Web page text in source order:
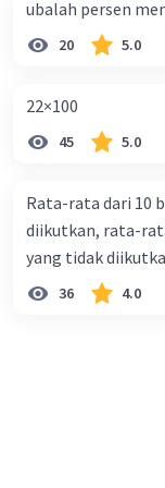
ubalah persen
20 5.0
22×100
45 5.0
Rata-rata dari 10
diikutkan, rata-
yang tidak
36 4.0